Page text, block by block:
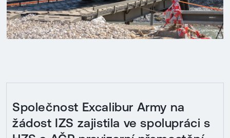
Společnost Excalibur Army na
žádost IZS zajistila ve spolupráci s